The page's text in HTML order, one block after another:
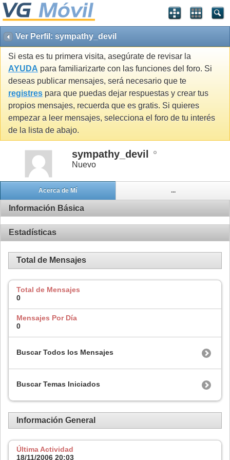
Ver Perfil: sympathy_devil
Si esta es tu primera visita, asegúrate de revisar la
AYUDA para familiarizarte con las funciones del foro. Si
deseas publicar mensajes, será necesario que te
registres para que puedas dejar respuestas y crear tus
propios mensajes, recuerda que es gratis. Si quieres
empezar a leer mensajes, selecciona el foro de tu interés
de la lista de abajo.
sympathy_devil
Nuevo
Acerca de Mí ...
Información Básica
Estadísticas
Total de Mensajes
Total de Mensajes
0
Mensajes Por Día
0
Buscar Todos los Mensajes
Buscar Temas Iniciados
Información General
Última Actividad
18/11/2006 20:03